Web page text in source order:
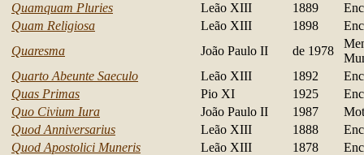
Quamquam Pluries
Leão XIII 1889
Quam Religiosa
Leão XIII 1898
Quaresma
João Paulo II de 1978
Quarto Abeunte Saeculo
Leão XIII 1892
Quas Primas
Pio XI 1925
Quo Civium Iura
João Paulo II 1987
Quod Anniversarius
Leão XIII 1888
Quod Apostolici Muneris
Leão XIII 1878